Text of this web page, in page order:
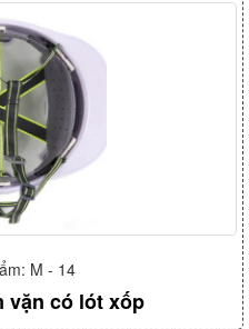
M - 14
vặn có lót xốp